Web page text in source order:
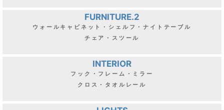
FURNITURE.2
ウォールキャビネット・シェルフ・ナイトテーブル
チェア・スツール
INTERIOR
フック・フレーム・ミラー
クロス・タオルレール